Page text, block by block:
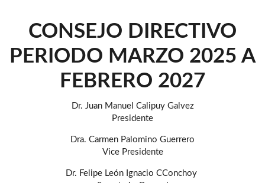
CONSEJO DIRECTIVO
PERIODO MARZO 2025 A
FEBRERO 2027
Dr. Juan Manuel Calipuy Galvez
Presidente
Dra. Carmen Palomino Guerrero
Vice Presidente
Dr. Felipe León Ignacio CConchoy